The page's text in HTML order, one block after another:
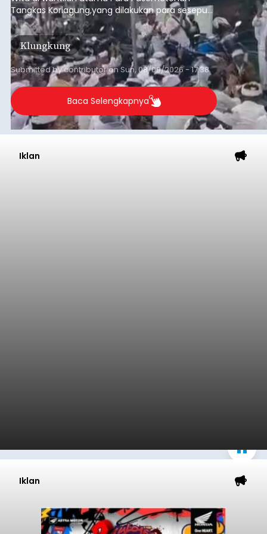
Tangkas Koriagung,yang dilakukan para sesepuh
kedua belah pihak yang berseberangan.
Klungkung
Submitted bycontributoronSun, 08/09/2026 - 17:38
Baca Selengkapnya
Iklan
Iklan